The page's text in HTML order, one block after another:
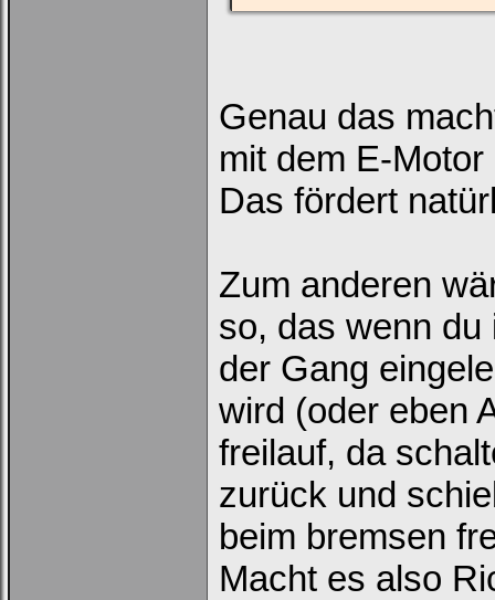
Genau das
mit dem E-
Das fördert
Zum anderen
so, das wenn
der Gang
wird (oder eben
freilauf, da
zurück und
beim bremsen
Macht es also